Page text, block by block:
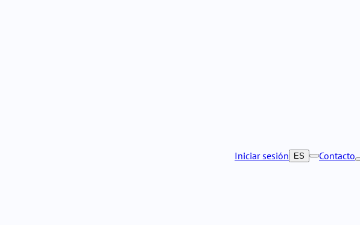
Iniciar sesión ES Contacto